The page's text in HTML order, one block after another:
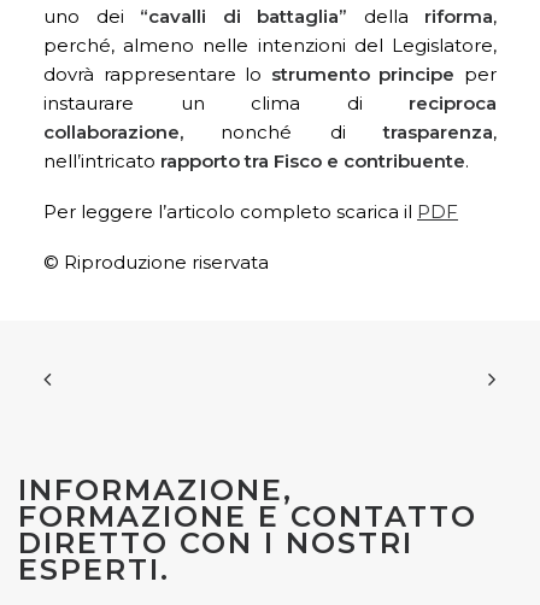
uno dei “cavalli di battaglia” della riforma,
perché, almeno nelle intenzioni del Legislatore,
dovrà rappresentare lo strumento principe per
instaurare un clima di reciproca
collaborazione, nonché ditrasparenza,
nell’intricato rapporto tra Fisco e contribuente.
Per leggere l’articolo completo scarica il PDF
© Riproduzione riservata
INFORMAZIONE,
FORMAZIONE E CONTATTO
DIRETTO CON I NOSTRI
ESPERTI.